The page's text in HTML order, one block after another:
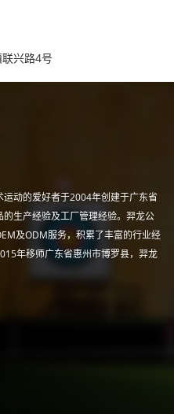
兴路4号
动的爱好者于2004年创建于广东省
生产经验及工厂管理经验。羿龙公
及ODM服务，积累了丰富的行业经
年移师广东省惠州市博罗县，羿龙